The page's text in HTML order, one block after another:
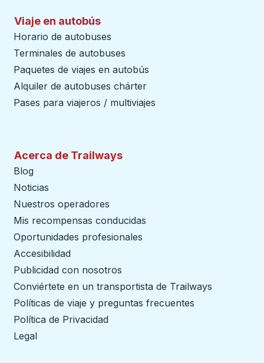
Viaje en autobús
Horario de autobuses
Terminales de autobuses
Paquetes de viajes en autobús
Alquiler de autobuses chárter
Pases para viajeros / multiviajes
Acerca de Trailways
Blog
Noticias
Nuestros operadores
Mis recompensas conducidas
Oportunidades profesionales
Accesibilidad
Publicidad con nosotros
Conviértete en un transportista de Trailways
Políticas de viaje y preguntas frecuentes
Política de Privacidad
Legal